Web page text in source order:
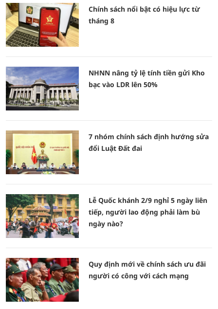
Chính sách nổi bật có hiệu lực từ
tháng 8
NHNN nâng tỷ lệ tính tiền gửi Kho
bạc vào LDR lên 50%
7 nhóm chính sách định hướng sửa
đổi Luật Đất đai
Lễ Quốc khánh 2/9 nghỉ 5 ngày liên
tiếp, người lao động phải làm bù
ngày nào?
Quy định mới về chính sách ưu đãi
người có công với cách mạng